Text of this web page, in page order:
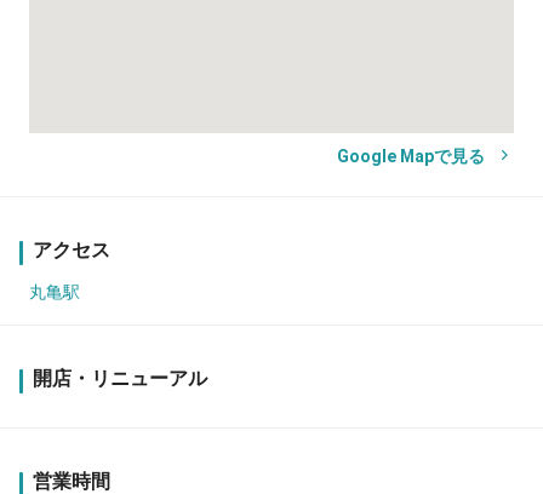
Google Mapで見る
アクセス
丸亀駅
開店・リニューアル
営業時間